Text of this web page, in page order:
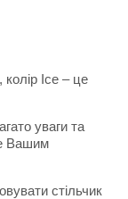
колір Ice – це
уваги та
Вашим
стільчик